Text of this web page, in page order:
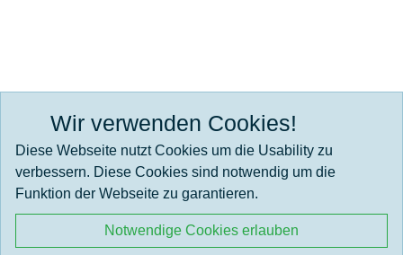
Wir werden gefördert durch:
Wir verwenden Cookies!
Diese Webseite nutzt Cookies um die Usability zu
verbessern. Diese Cookies sind notwendig um die
Funktion der Webseite zu garantieren.
Notwendige Cookies erlauben